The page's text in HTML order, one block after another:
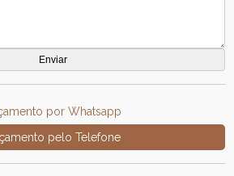
por Whatsapp
pelo Telefone